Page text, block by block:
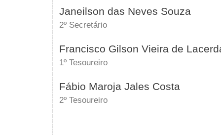
Janeilson das Neves Souza
2º Secretário
Francisco Gilson Vieira de
1º Tesoureiro
Fábio Maroja Jales Costa
2º Tesoureiro